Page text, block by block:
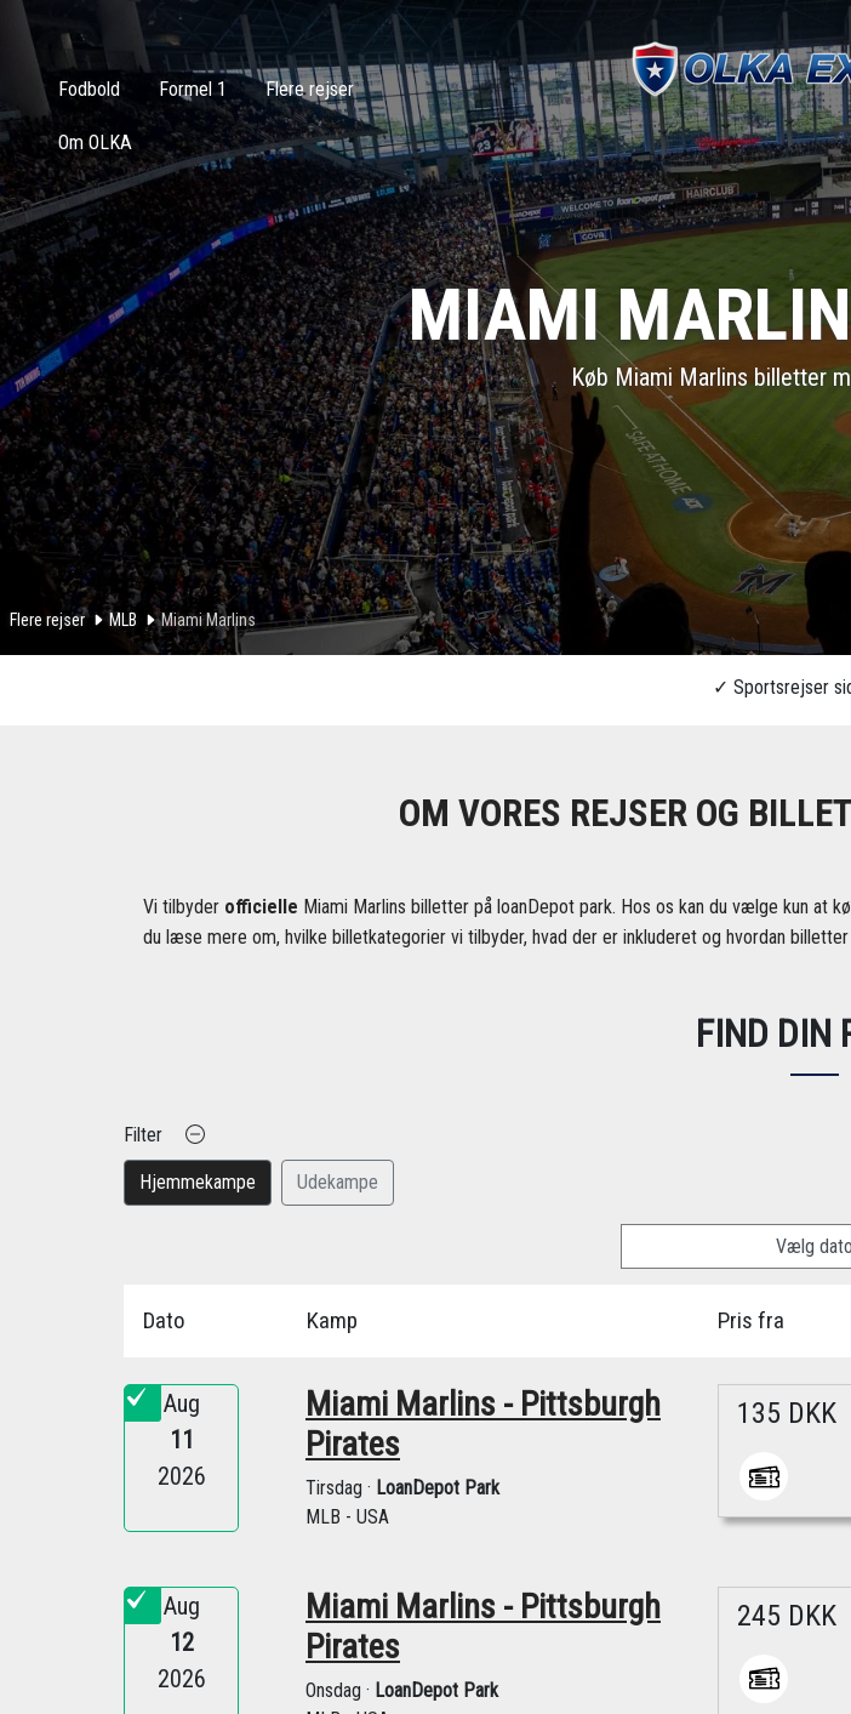
Fodbold Formel 1 Flere rejser
Om OLKA
MIAMI
Køb Miami Marlins billetter
Flere rejser MLB Miami Marlins
OM VORES REJSER OG
Vi tilbyder officielle Miami Marlins billetter på loanDepot park. Hos os kan du vælge kun at
du læse mere om, hvilke billetkategorier vi tilbyder, hvad der er inkluderet og hvordan